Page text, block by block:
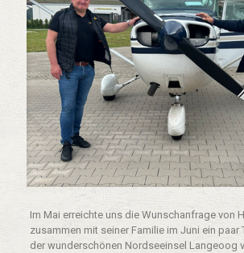
Im Mai erreichte uns die Wunschanfrage von
zusammen mit seiner Familie im Juni ein paar
der wunderschönen Nordseeinsel Langeoog